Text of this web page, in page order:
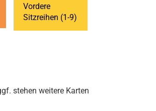
Vordere
Sitzreihen (1-9)
stehen weitere Karten